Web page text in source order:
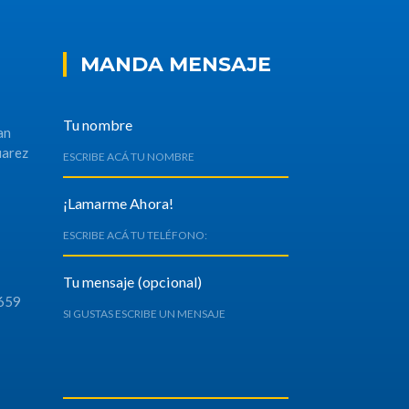
MANDA MENSAJE
Tu nombre
¡Lamarme Ahora!
Tu mensaje (opcional)